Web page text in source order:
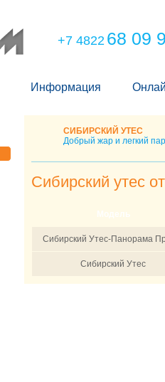
+7 4822 68 09
Информация
СИБИРСКИЙ УТЕС
Добрый жар и легкий пар
Сибирский утес
Модель
Сибирский Утес-Панорама
Сибирский Утес